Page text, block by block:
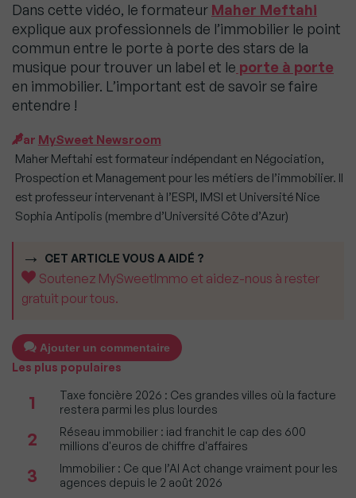
Dans cette vidéo, le formateur Maher Meftahi
explique aux professionnels de l’immobilier le point
commun entre le porte à porte des stars de la
musique pour trouver un label et le porte à porte
en immobilier. L’important est de savoir se faire
entendre !
Par MySweet Newsroom
Maher Meftahi est formateur indépendant en Négociation,
Prospection et Management pour les métiers de l’immobilier. Il
est professeur intervenant à l’ESPI, IMSI et Université Nice
Sophia Antipolis (membre d’Université Côte d’Azur)
CET ARTICLE VOUS A AIDÉ ?
Soutenez MySweetImmo et aidez-nous à rester
gratuit pour tous.
Ajouter un commentaire
Les plus populaires
1
Taxe foncière 2026 : Ces grandes villes où la facture
restera parmi les plus lourdes
2
Réseau immobilier : iad franchit le cap des 600
millions d'euros de chiffre d'affaires
3
Immobilier : Ce que l’AI Act change vraiment pour les
agences depuis le 2 août 2026